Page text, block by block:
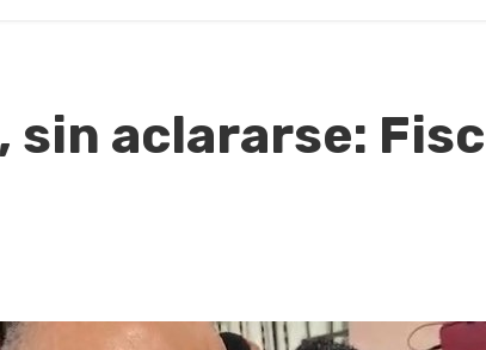
sin aclararse: